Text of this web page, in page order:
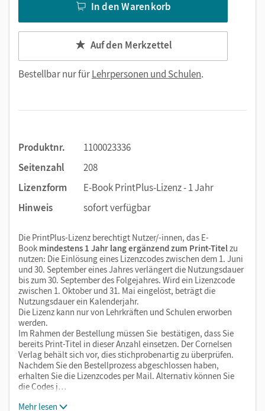
In den Warenkorb
Auf den Merkzettel
Bestellbar nur fürLehrpersonen und Schulen.
Produktnr.
1100023336
Seitenzahl
208
Lizenzform
E-Book PrintPlus-Lizenz - 1 Jahr
Hinweis
sofort verfügbar
Die PrintPlus-Lizenz berechtigt Nutzer/-innen, das E-
Book mindestens 1 Jahr lang ergänzend zum Print-Titelzu
nutzen: Die Einlösung eines Lizenzcodes zwischen dem 1. Juni
und 30. September eines Jahres verlängert die Nutzungsdauer
bis zum 30. September des Folgejahres. Wird ein Lizenzcode
zwischen 1. Oktober und 31. Mai eingelöst, beträgt die
Nutzungsdauer ein Kalenderjahr.
Die Lizenz kann nur von Lehrkräften und Schulen erworben
werden.
Im Rahmen der Bestellung müssen Sie bestätigen, dass Sie
bereits Print-Titel in dieser Anzahl einsetzen. Der Cornelsen
Verlag behält sich vor, dies stichprobenartig zu überprüfen.
Nachdem Sie den Bestellprozess abgeschlossen haben,
erhalten Sie die Lizenzcodes per Mail. Alternativ können Sie
die Codes j…
Mehr lesen